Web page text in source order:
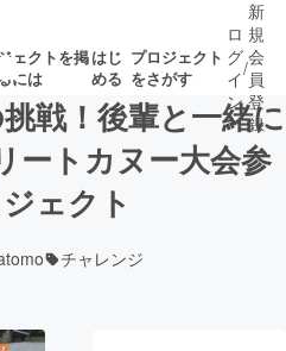
ェクトを掲
には
はじ
める
プロジェクト
をさがす
ロ 募集終了が近いプ
ロ
グ
イ
ン
/
新
規
会
員
登
録
戦！後輩と一緒に
ートカヌー大会参
ェクト
チャレンジ